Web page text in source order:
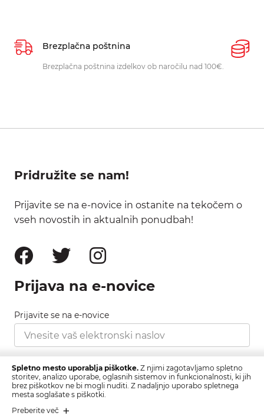
Brezplačna poštnina
Brezplačna poštnina izdelkov ob naročilu nad 100€.
Pridružite se nam!
Prijavite se na e-novice in ostanite na tekočem o
vseh novostih in aktualnih ponudbah!
Prijava na e-novice
Prijavite se na e-novice
Strinjam se s pravilnikom zasebnosti, ki ga najdete
tukaj.
Spletno mesto uporablja piškotke. Z njimi zagotavljamo spletno
storitev, analizo uporabe, oglasnih sistemov in funkcionalnosti, ki jih
brez piškotkov ne bi mogli nuditi. Z nadaljnjo uporabo spletnega
mesta soglašate s piškotki.
Preberite več